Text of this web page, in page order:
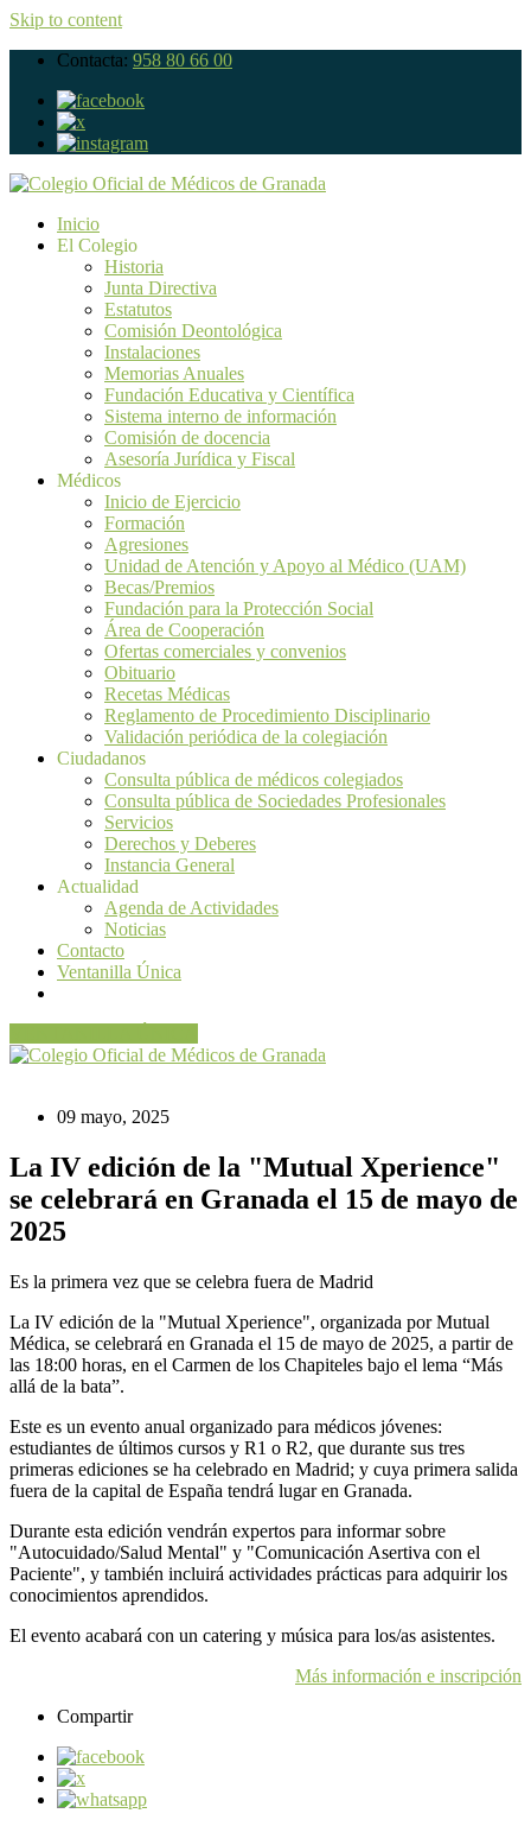
Skip to content
Contacta: 958 80 66 00
Inicio
El Colegio
Historia
Junta Directiva
Estatutos
Comisión Deontológica
Instalaciones
Memorias Anuales
Fundación Educativa y Científica
Sistema interno de información
Comisión de docencia
Asesoría Jurídica y Fiscal
Médicos
Inicio de Ejercicio
Formación
Agresiones
Unidad de Atención y Apoyo al Médico (UAM)
Becas/Premios
Fundación para la Protección Social
Área de Cooperación
Ofertas comerciales y convenios
Obituario
Recetas Médicas
Reglamento de Procedimiento Disciplinario
Validación periódica de la colegiación
Ciudadanos
Consulta pública de médicos colegiados
Consulta pública de Sociedades Profesionales
Servicios
Derechos y Deberes
Instancia General
Actualidad
Agenda de Actividades
Noticias
Contacto
Ventanilla Única
09 mayo, 2025
La IV edición de la "Mutual Xperience"
se celebrará en Granada el 15 de mayo de
2025
Es la primera vez que se celebra fuera de Madrid
La IV edición de la "Mutual Xperience", organizada por Mutual
Médica, se celebrará en Granada el 15 de mayo de 2025, a partir de
las 18:00 horas, en el Carmen de los Chapiteles bajo el lema “Más
allá de la bata”.
Este es un evento anual organizado para médicos jóvenes:
estudiantes de últimos cursos y R1 o R2, que durante sus tres
primeras ediciones se ha celebrado en Madrid; y cuya primera salida
fuera de la capital de España tendrá lugar en Granada.
Durante esta edición vendrán expertos para informar sobre
"Autocuidado/Salud Mental" y "Comunicación Asertiva con el
Paciente", y también incluirá actividades prácticas para adquirir los
conocimientos aprendidos.
El evento acabará con un catering y música para los/as asistentes.
Más información e inscripción
Compartir